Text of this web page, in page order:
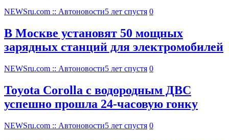
NEWSru.com :: Автоновости5 лет спустя 0
В Москве установят 50 мощных
зарядных станций для электромобилей
NEWSru.com :: Автоновости5 лет спустя 0
Toyota Corolla с водородным ДВС
успешно прошла 24-часовую гонку
NEWSru.com :: Автоновости5 лет спустя 0